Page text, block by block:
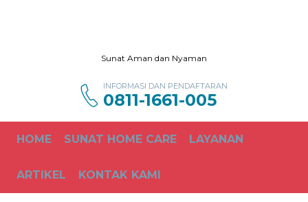
Sunat Aman dan Nyaman
INFORMASI DAN PENDAFTARAN
0811-1661-005
HOME SUNAT HOME CARE LAYANAN
ARTIKEL KONTAK KAMI